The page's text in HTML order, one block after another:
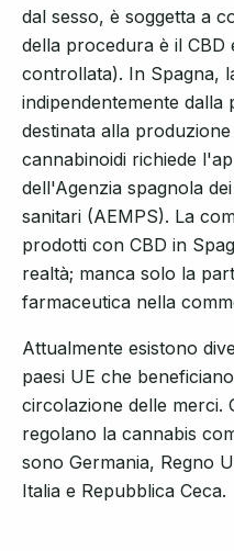
dal sesso, è soggetta a
della procedura è il
controllata). In Spagna,
indipendentemente dalla
destinata alla
cannabinoidi richiede
dell'Agenzia spagnola
sanitari (AEMPS). La
prodotti con CBD in
realtà; manca solo la
farmaceutica nella
Attualmente esistono
paesi UE che
circolazione delle merci.
regolano la cannabis
sono Germania, Regno
Italia e Repubblica Ceca.